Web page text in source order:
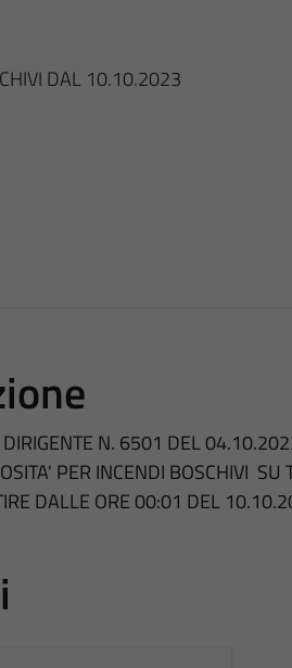
DAL 10.10.2023
DIRIGENTE N. 6501 DEL
PER INCENDI BOSCHIVI
DALLE ORE 00:01 DEL